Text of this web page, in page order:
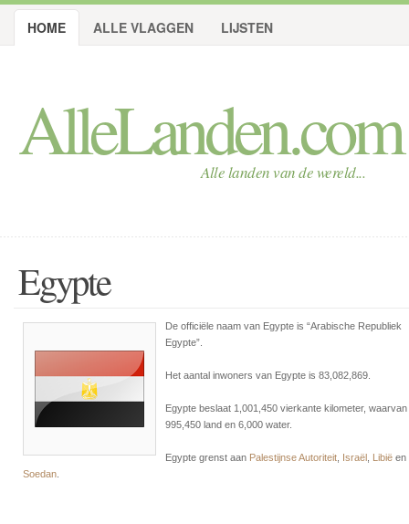
AlleLanden.com
Alle landen van de wereld...
HOME ALLE VLAGGEN LIJSTEN
Egypte
De officiële naam van Egypte is “Arabische Republiek
Egypte”
Het aantal inwoners van Egypte is 83,082,869.
Egypte beslaat 1,001,450 vierkante kilometer, waarvan
995,450 land en 6,000 water.
Egypte grenst aan Palestijnse Autoriteit Israël Libië en
Soedan